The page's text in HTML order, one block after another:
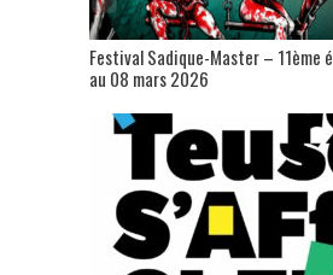
Festival Sadique-Master – 11ème
au 08 mars 2026